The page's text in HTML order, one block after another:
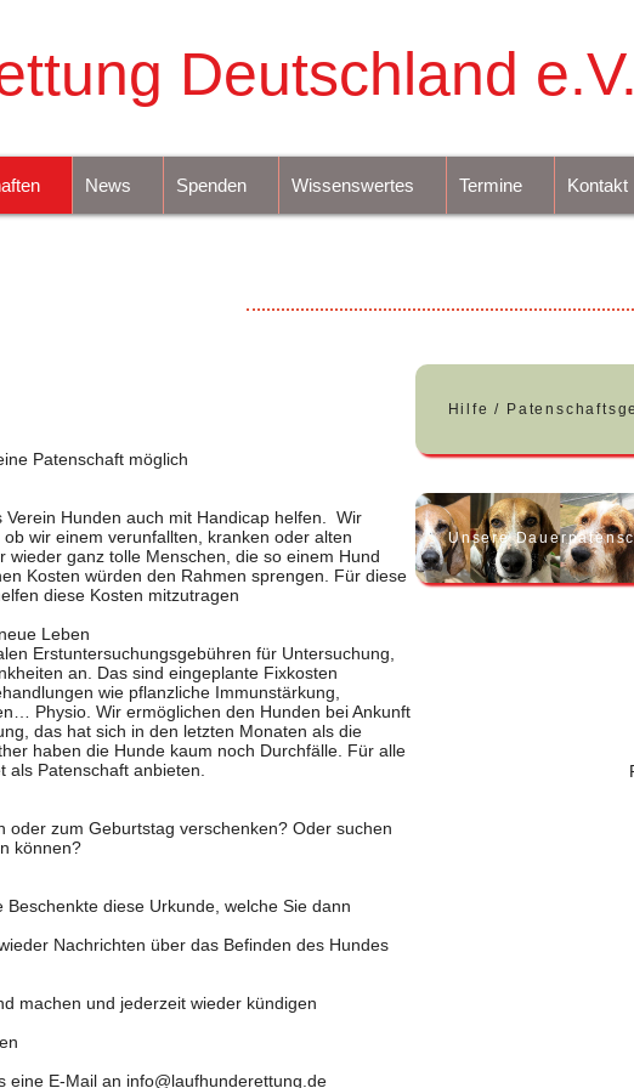
Deutschland e.V.
News Spenden Wissenswertes Termine Kontakt
Patenschaft möglich
Hunden auch mit Handicap helfen. Wir
wir einem verunfallten, kranken oder alten
ganz tolle Menschen, die so einem Hund
Kosten würden den Rahmen sprengen. Für diese
diese Kosten mitzutragen
Leben
Erstuntersuchungsgebühren für Untersuchung,
an. Das sind eingeplante Fixkosten
wie pflanzliche Immunstärkung,
Physio. Wir ermöglichen den Hunden bei Ankunft
das hat sich in den letzten Monaten als die
haben die Hunde kaum noch Durchfälle. Für alle
Patenschaft anbieten.
oder zum Geburtstag verschenken? Oder suchen
können?
diese Urkunde, welche Sie dann
Nachrichten über das Befinden des Hundes
machen und jederzeit wieder kündigen
eine E-Mail an info@laufhunderettung.de
Hilfe /
Unsere